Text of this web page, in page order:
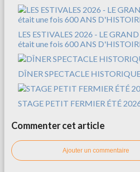
LES ESTIVALES 2026 - LE
était une fois 600 ANS
DÎNER SPECTACLE
STAGE PETIT FERMIER ÉTÉ
Commenter cet article
Ajouter un commentaire